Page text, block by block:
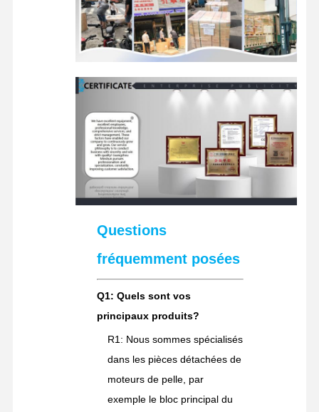
Questions
fréquemment posées
Q1: Quels sont vos
principaux produits?
R1: Nous sommes spécialisés
dans les pièces détachées de
moteurs de pelle, par
exemple le bloc principal du